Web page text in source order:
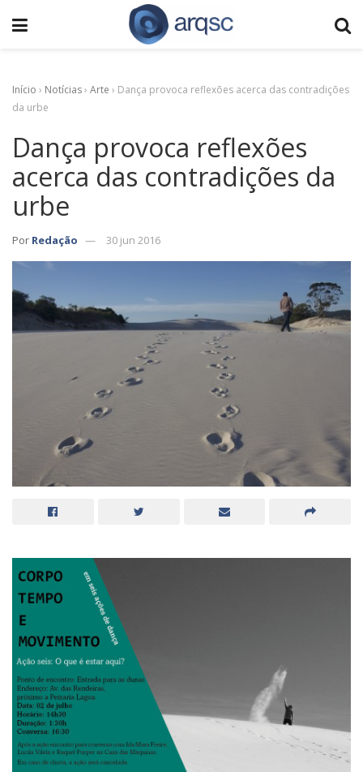
Início › Notícias› Arte › Dança provoca reflexões acerca das contradições
da urbe
Dança provoca reflexões
acerca das contradições da
urbe
Por Redação 30 jun 2016